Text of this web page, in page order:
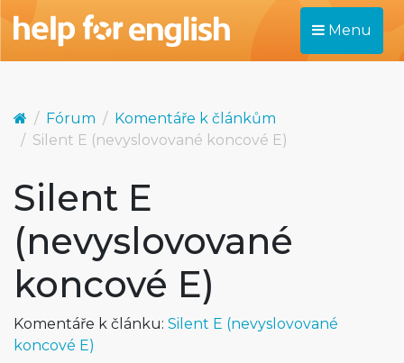
Menu
Fórum
Komentáře k článkům
Silent E (nevyslovované koncové E)
Silent E
(nevyslovované
koncové E)
Komentáře k článku: Silent E (nevyslovované
koncové E)